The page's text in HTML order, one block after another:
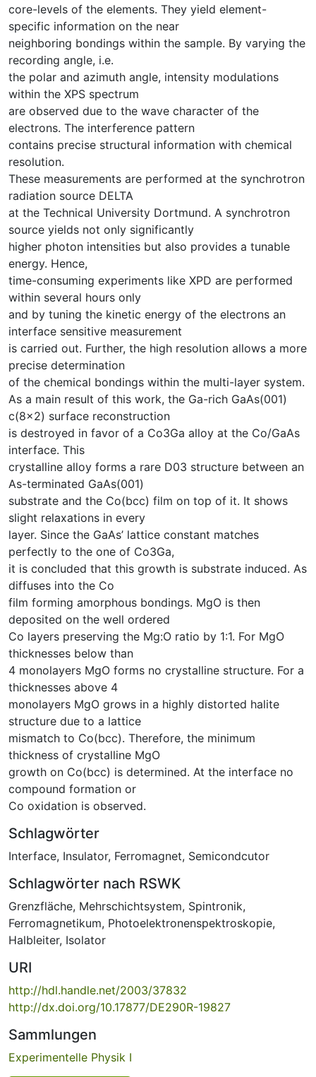
core-levels of the elements. They yield element-
specific information on the near
neighboring bondings within the sample. By varying the
recording angle, i.e.
the polar and azimuth angle, intensity modulations
within the XPS spectrum
are observed due to the wave character of the
electrons. The interference pattern
contains precise structural information with chemical
resolution.
These measurements are performed at the synchrotron
radiation source DELTA
at the Technical University Dortmund. A synchrotron
source yields not only significantly
higher photon intensities but also provides a tunable
energy. Hence,
time-consuming experiments like XPD are performed
within several hours only
and by tuning the kinetic energy of the electrons an
interface sensitive measurement
is carried out. Further, the high resolution allows a more
precise determination
of the chemical bondings within the multi-layer system.
As a main result of this work, the Ga-rich GaAs(001)
c(8×2) surface reconstruction
is destroyed in favor of a Co3Ga alloy at the Co/GaAs
interface. This
crystalline alloy forms a rare D03 structure between an
As-terminated GaAs(001)
substrate and the Co(bcc) film on top of it. It shows
slight relaxations in every
layer. Since the GaAs’ lattice constant matches
perfectly to the one of Co3Ga,
it is concluded that this growth is substrate induced. As
diffuses into the Co
film forming amorphous bondings. MgO is then
deposited on the well ordered
Co layers preserving the Mg:O ratio by 1:1. For MgO
thicknesses below than
4 monolayers MgO forms no crystalline structure. For a
thicknesses above 4
monolayers MgO grows in a highly distorted halite
structure due to a lattice
mismatch to Co(bcc). Therefore, the minimum
thickness of crystalline MgO
growth on Co(bcc) is determined. At the interface no
compound formation or
Co oxidation is observed.
Schlagwörter
Interface, Insulator, Ferromagnet, Semicondcutor
Schlagwörter nach RSWK
Grenzfläche, Mehrschichtsystem, Spintronik,
Ferromagnetikum, Photoelektronenspektroskopie,
Halbleiter, Isolator
URI
http://hdl.handle.net/2003/37832
http://dx.doi.org/10.17877/DE290R-19827
Sammlungen
Experimentelle Physik I